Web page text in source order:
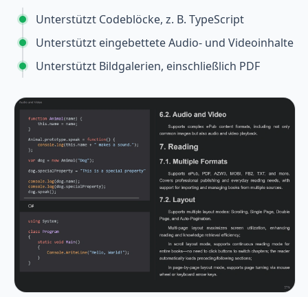
Unterstützt Codeblöcke, z. B. TypeScript
Unterstützt eingebettete Audio- und Videoinhalte
Unterstützt Bildgalerien, einschließlich PDF